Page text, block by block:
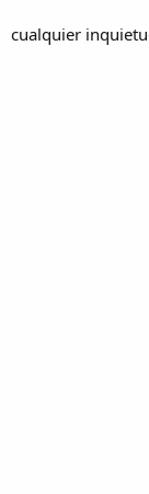
cualquier